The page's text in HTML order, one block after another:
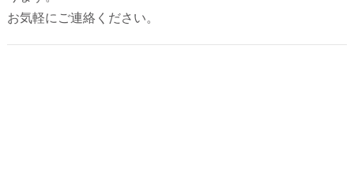
2026年4月
お気軽にご連絡ください。